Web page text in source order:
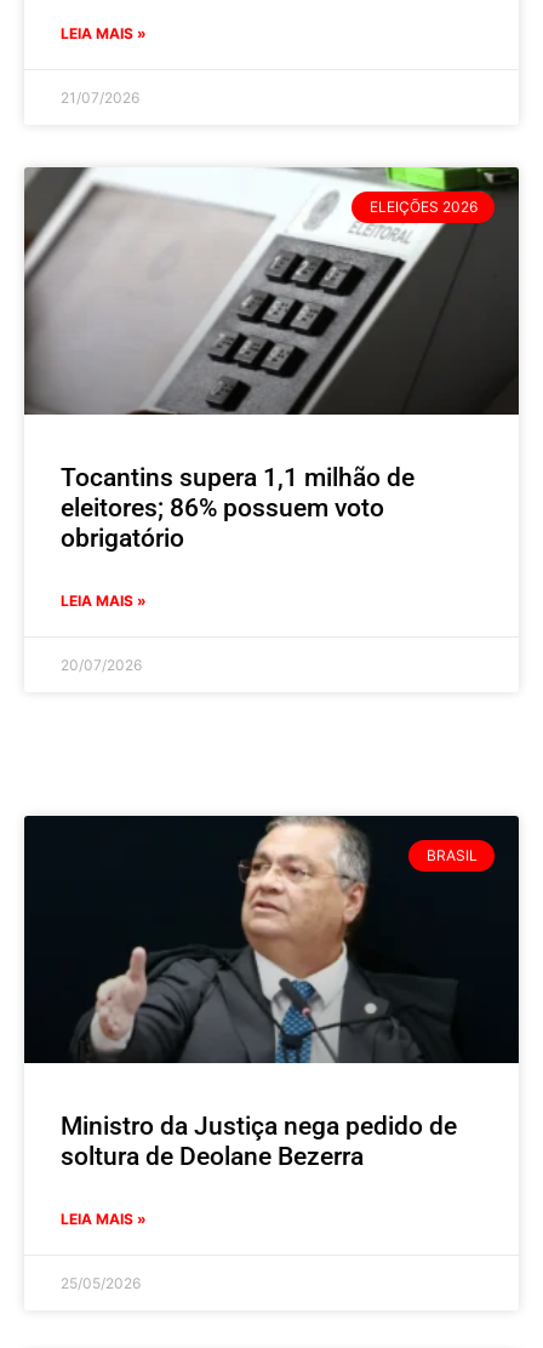
LEIA MAIS »
21/07/2026
ELEIÇÕES 2026
Tocantins supera 1,1 milhão de
eleitores; 86% possuem voto
obrigatório
LEIA MAIS »
20/07/2026
BRASIL
Ministro da Justiça nega pedido de
soltura de Deolane Bezerra
LEIA MAIS »
25/05/2026